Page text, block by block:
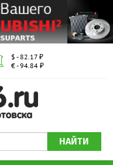
$ - 82.17 ₽
€ - 94.84 ₽
НАЙТИ